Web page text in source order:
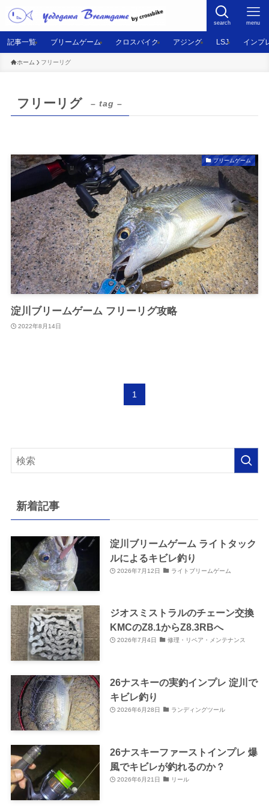
search menu
記事一覧 ブリームゲーム クロスバイク アジング LSJ インプ
ホーム フリーリグ
フリーリグ – tag –
ブリームゲーム
淀川ブリームゲーム フリーリグ攻略
2022年8月14日
1
新着記事
淀川ブリームゲーム ライトタック
ルによるキビレ釣り
2026年7月12日 ライトブリームゲーム
ジオスミストラルのチェーン交換
KMCのZ8.1からZ8.3RBへ
2026年7月4日 修理・リペア・メンテナンス
26ナスキーの実釣インプレ 淀川で
キビレ釣り
2026年6月28日 ランディングツール
26ナスキーファーストインプレ 爆
風でキビレが釣れるのか？
2026年6月21日 リール